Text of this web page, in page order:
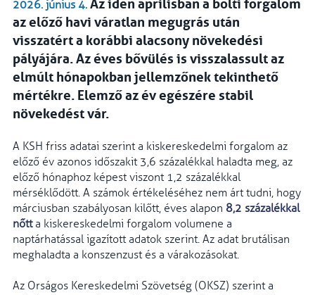
2026. június 4. Az idén áprilisban a bolti forgalom
az előző havi váratlan megugrás után
visszatért a korábbi alacsony növekedési
pályájára. Az éves bővülés is visszalassult az
elmúlt hónapokban jellemzőnek tekinthető
mértékre. Elemző az év egészére stabil
növekedést vár.
A KSH friss adatai szerint a kiskereskedelmi forgalom az
előző év azonos időszakit 3,6 százalékkal haladta meg, az
előző hónaphoz képest viszont 1,2 százalékkal
mérséklődött. A számok értékeléséhez nem árt tudni, hogy
márciusban szabályosan kilőtt, éves alapon 8,2 százalékkal
nőtta kiskereskedelmi forgalom volumene a
naptárhatással igazított adatok szerint. Az adat brutálisan
meghaladta a konszenzust és a várakozásokat.
Az Orságos Kereskedelmi Szövetség (OKSZ) szerint a